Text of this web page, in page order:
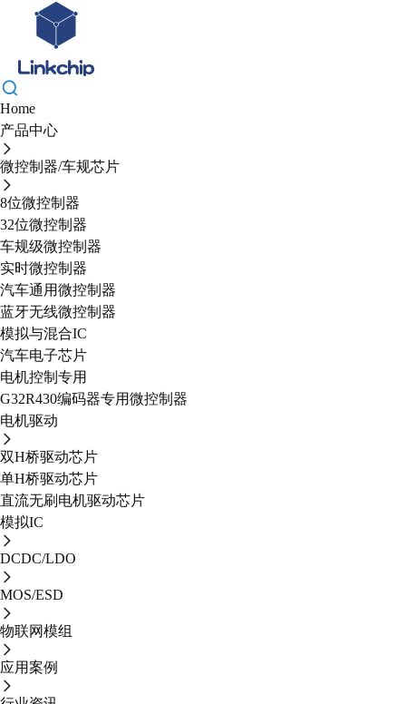
Home
产品中心
微控制器/车规芯片
8位微控制器
32位微控制器
车规级微控制器
实时微控制器
汽车通用微控制器
蓝牙无线微控制器
模拟与混合IC
汽车电子芯片
电机控制专用
G32R430编码器专用微控制器
电机驱动
双H桥驱动芯片
单H桥驱动芯片
直流无刷电机驱动芯片
模拟IC
DCDC/LDO
MOS/ESD
物联网模组
应用案例